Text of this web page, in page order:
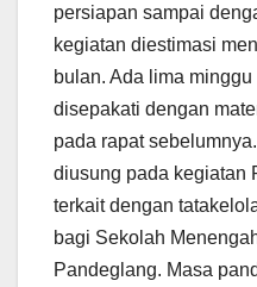
persiapan sampai
kegiatan diestimasi
bulan. Ada lima
disepakati dengan
pada rapat
diusung pada kegiatan
terkait dengan
bagi Sekolah
Pandeglang. Masa